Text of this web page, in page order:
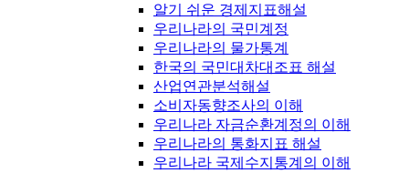
알기 쉬운 경제지표해설
우리나라의 국민계정
우리나라의 물가통계
한국의 국민대차대조표 해설
산업연관분석해설
소비자동향조사의 이해
우리나라 자금순환계정의 이해
우리나라의 통화지표 해설
우리나라 국제수지통계의 이해